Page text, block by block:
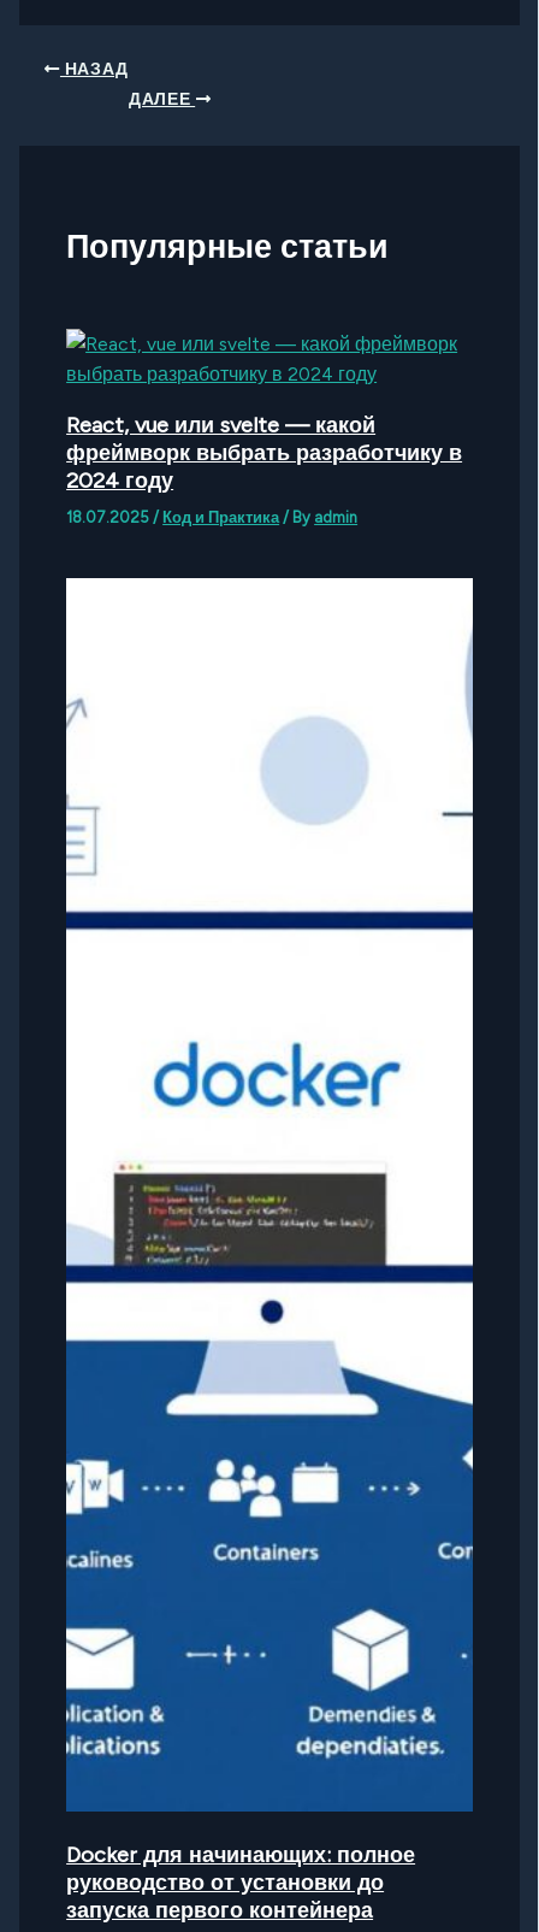
НАЗАД
ДАЛЕЕ
Популярные статьи
React, vue или svelte — какой
фреймворк выбрать разработчику в
2024 году
18.07.2025/ Код и Практика/ By admin
Docker для начинающих: полное
руководство от установки до
запуска первого контейнера